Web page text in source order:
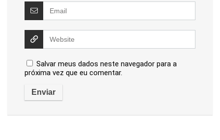
Salvar meus dados neste navegador para a
próxima vez que eu comentar.